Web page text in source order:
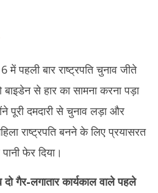
पहली बार राष्ट्रपति चुनाव जीते
से हार का सामना करना पड़ा
पूरी दमदारी से चुनाव लड़ा और
राष्ट्रपति बनने के लिए प्रयासरत
फेर दिया।
गैर-लगातार कार्यकाल वाले पहले